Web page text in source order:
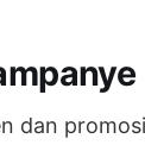
dan